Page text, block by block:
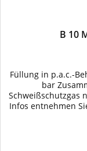
B 10
Füllung in p.a.c.-
bar
Schweißschutzgas
Infos entnehmen
bei Abgabe